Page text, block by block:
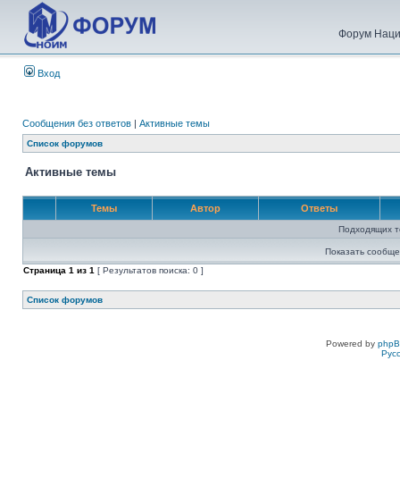
Форум
Вход
Сообщения без ответов | Активные темы
Список форумов
Активные темы
Темы Автор Ответы
Подходящих
Показать
Страница 1 из 1 [ Результатов поиска: 0 ]
Список форумов
Powered by